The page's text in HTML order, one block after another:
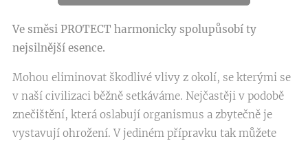
Ve směsi PROTECT harmonicky spolupůsobí ty
nejsilnější esence.
Mohou eliminovat škodlivé vlivy z okolí, se kterými se
v naší civilizaci běžně setkáváme. Nejčastěji v podobě
znečištění, která oslabují organismus a zbytečně je
vystavují ohrožení. V jediném přípravku tak můžete